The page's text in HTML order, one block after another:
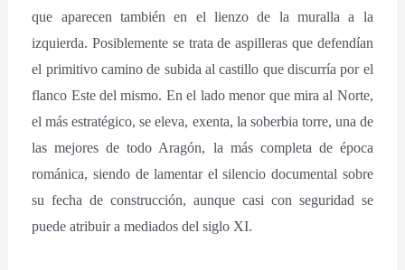
que aparecen también en el lienzo de la muralla a la
izquierda. Posiblemente se trata de aspilleras que defendían
el primitivo camino de subida al castillo que discurría por el
flanco Este del mismo. En el lado menor que mira al Norte,
el más estratégico, se eleva, exenta, la soberbia torre, una de
las mejores de todo Aragón, la más completa de época
románica, siendo de lamentar el silencio documental sobre
su fecha de construcción, aunque casi con seguridad se
puede atribuir a mediados del siglo XI.